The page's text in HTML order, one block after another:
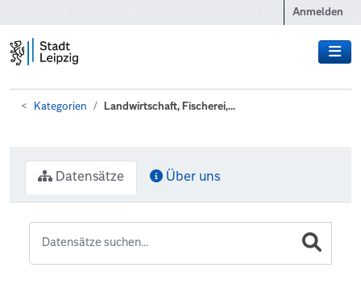
Anmelden
Kategorien Landwirtschaft, Fischerei,...
Datensätze Über uns